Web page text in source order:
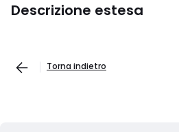
Descrizione estesa
Torna indietro